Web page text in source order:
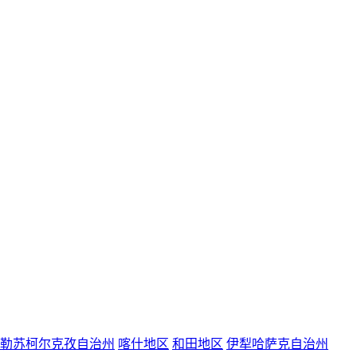
苏柯尔克孜自治州 喀什地区 和田地区 伊犁哈萨克自治州